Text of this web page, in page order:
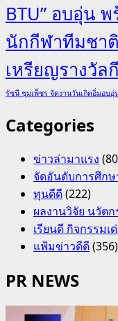
BTU” อบอุ่น
นักกีฬาทีมชา
เหรียญรางวัล
รัชนี ชุมเพ็ชร จัดงานวันเกิดอิ่มอบ
Categories
ข่าวล่ามาแรง
จัดอันดับการศึกษ
ทุนดีดี(222)
ผลงานวิจัย นวัต
เรียนดี กิจกรรมเ
แฟ้มข่าวดีดี(356)
PR NEWS